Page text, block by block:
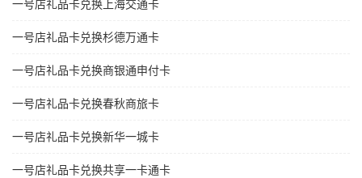
一号店礼品卡兑换上海交通卡
一号店礼品卡兑换杉德万通卡
一号店礼品卡兑换商银通申付卡
一号店礼品卡兑换春秋商旅卡
一号店礼品卡兑换新华一城卡
一号店礼品卡兑换共享一卡通卡